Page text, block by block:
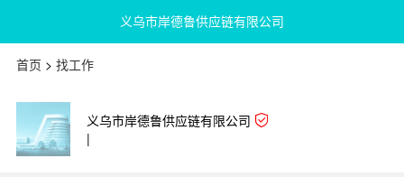
义乌市岸德鲁供应链有限公司
首页 > 找工作
义乌市岸德鲁供应链有限公司
|